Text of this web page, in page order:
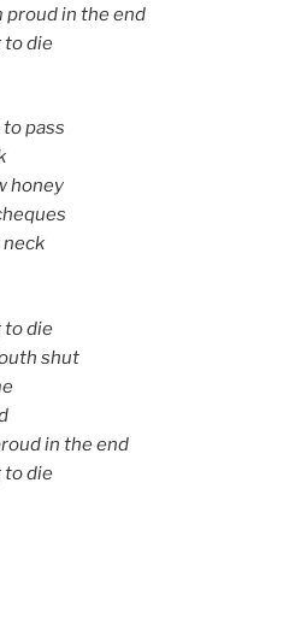
proud in the end
to die
pass
honey
neck
to die
shut
in the end
to die